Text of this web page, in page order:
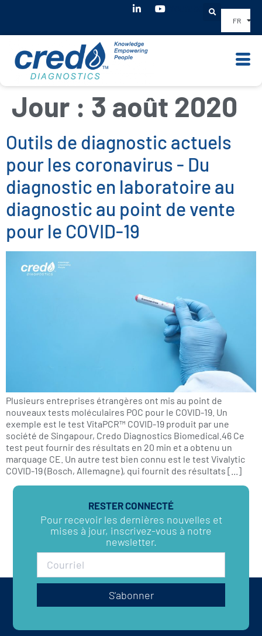
FR
Jour : 3 août 2020
Outils de diagnostic actuels
pour les coronavirus - Du
diagnostic en laboratoire au
diagnostic au point de vente
pour le COVID-19
Plusieurs entreprises étrangères ont mis au point de
nouveaux tests moléculaires POC pour le COVID-19. Un
exemple est le test VitaPCR™ COVID-19 produit par une
société de Singapour, Credo Diagnostics Biomedical.46 Ce
test peut fournir des résultats en 20 min et a obtenu un
marquage CE. Un autre test bien connu est le test Vivalytic
COVID-19 (Bosch, Allemagne), qui fournit des résultats [...]
RESTER CONNECTÉ
Pour recevoir les dernières nouvelles et
mises à jour, inscrivez-vous à notre
newsletter.
S'abonner